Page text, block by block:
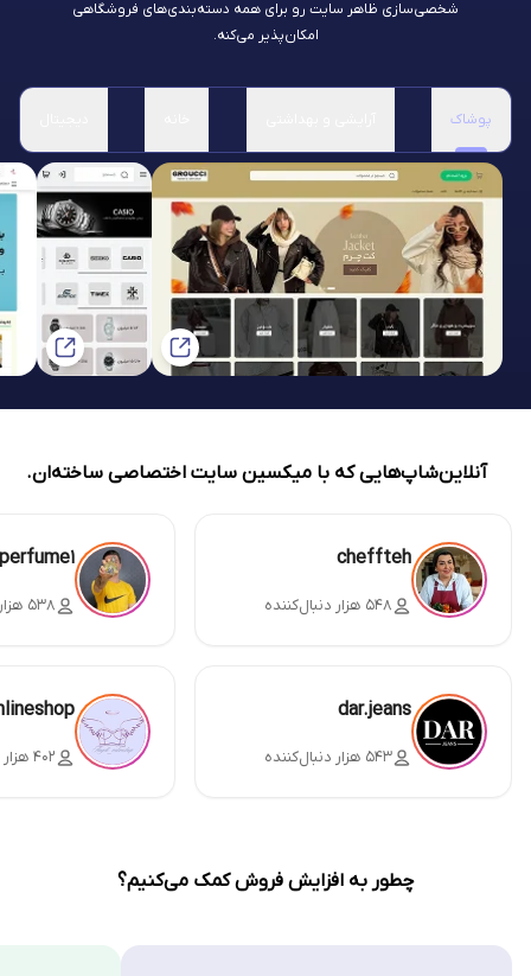
شخصی‌سازی ظاهر سایت رو برای همه دسته‌بندی‌های فروشگاهی
امکان‌پذیر می‌کنه.
پوشاک
آنلاین‌شاپ‌هایی که با میکسین سایت اختصاصی ساخته‌ان.
cheffteh
۵۴۸ هزار دنبال‌کننده ۵۳۸ هزار دنبال‌کننده
dar.jeans
۵۴۳ هزار دنبال‌کننده ۴۰۲ هزار دنبال‌کننده
چطور به افزایش فروش کمک می‌کنیم؟